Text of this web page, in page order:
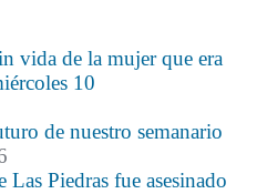
vida de la mujer que era
10
de nuestro semanario
Las Piedras fue asesinado